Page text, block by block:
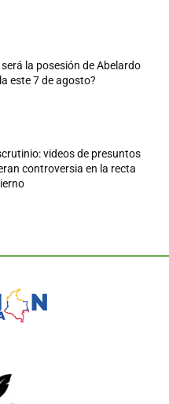
la posesión de Abelardo
este 7 de agosto?
videos de presuntos
controversia en la recta